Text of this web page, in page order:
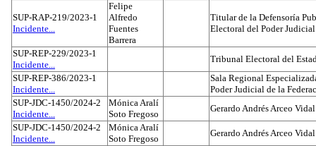
SUP-RAP-219/2023-1
Incidente...
Felipe
Alfredo
Fuentes
Barrera
Titular de la Defensoría
Electoral del Poder
SUP-REP-229/2023-1
Incidente...
Tribunal Electoral del
SUP-REP-386/2023-1
Incidente...
Sala Regional
Poder Judicial de la
SUP-JDC-1450/2024-2
Incidente...
Mónica Aralí
Soto Fregoso
Gerardo Andrés Arceo Vidal
SUP-JDC-1450/2024-2
Incidente...
Mónica Aralí
Soto Fregoso
Gerardo Andrés Arceo Vidal